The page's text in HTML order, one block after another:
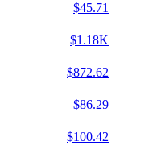
$45.71
$1.18K
$872.62
$86.29
$100.42